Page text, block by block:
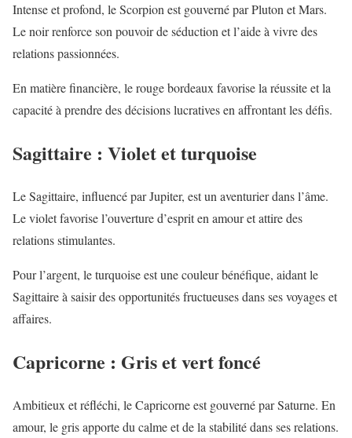
Intense et profond, le Scorpion est gouverné par Pluton et Mars.
Le noir renforce son pouvoir de séduction et l’aide à vivre des
relations passionnées.
En matière financière, le rouge bordeaux favorise la réussite et la
capacité à prendre des décisions lucratives en affrontant les défis.
Sagittaire : Violet et turquoise
Le Sagittaire, influencé par Jupiter, est un aventurier dans l’âme.
Le violet favorise l’ouverture d’esprit en amour et attire des
relations stimulantes.
Pour l’argent, le turquoise est une couleur bénéfique, aidant le
Sagittaire à saisir des opportunités fructueuses dans ses voyages et
affaires.
Capricorne : Gris et vert foncé
Ambitieux et réfléchi, le Capricorne est gouverné par Saturne. En
amour, le gris apporte du calme et de la stabilité dans ses relations.